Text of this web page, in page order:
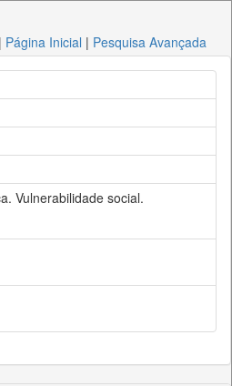
| Página Inicial | Pesquisa Avançada
Vulnerabilidade social.